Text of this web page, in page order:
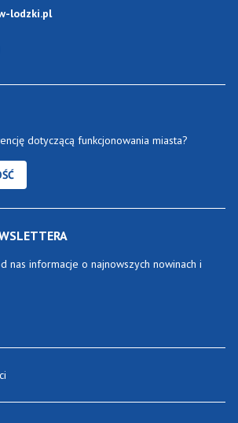
lodzki.pl
dotyczącą funkcjonowania miasta?
nas informacje o najnowszych nowinach i